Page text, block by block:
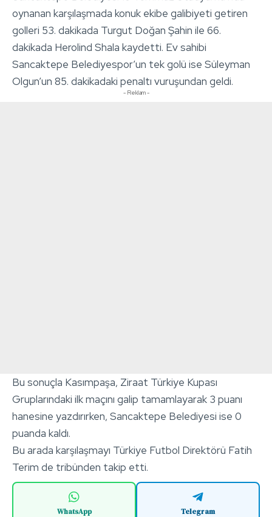
oynanan karşılaşmada konuk ekibe galibiyeti getiren
golleri 53. dakikada Turgut Doğan Şahin ile 66.
dakikada Herolind Shala kaydetti. Ev sahibi
Sancaktepe Belediyespor’un tek golü ise Süleyman
Olgun’un 85. dakikadaki penaltı vuruşundan geldi.
- Reklam -
Bu sonuçla Kasımpaşa, Ziraat Türkiye Kupası
Gruplarındaki ilk maçını galip tamamlayarak 3 puanı
hanesine yazdırırken, Sancaktepe Belediyesi ise 0
puanda kaldı.
Bu arada karşılaşmayı Türkiye Futbol Direktörü Fatih
Terim de tribünden takip etti.
WhatsApp Telegram